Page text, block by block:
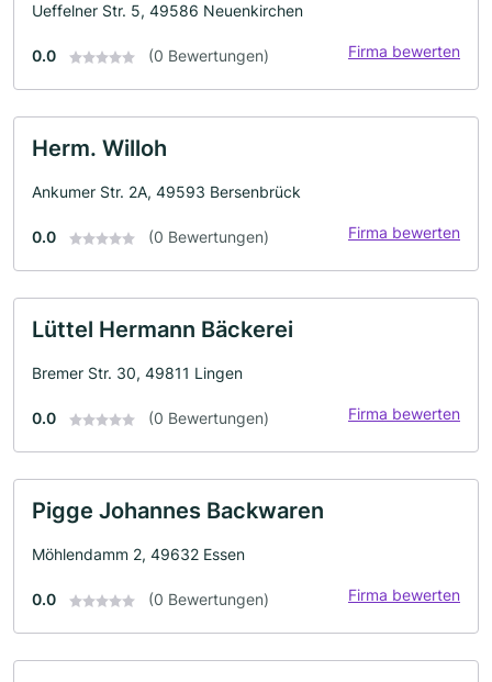
Ueffelner Str. 5, 49586 Neuenkirchen
0.0 (0 Bewertungen) Firma bewerten
Herm. Willoh
Ankumer Str. 2A, 49593 Bersenbrück
0.0 (0 Bewertungen) Firma bewerten
Lüttel Hermann Bäckerei
Bremer Str. 30, 49811 Lingen
0.0 (0 Bewertungen) Firma bewerten
Pigge Johannes Backwaren
Möhlendamm 2, 49632 Essen
0.0 (0 Bewertungen) Firma bewerten